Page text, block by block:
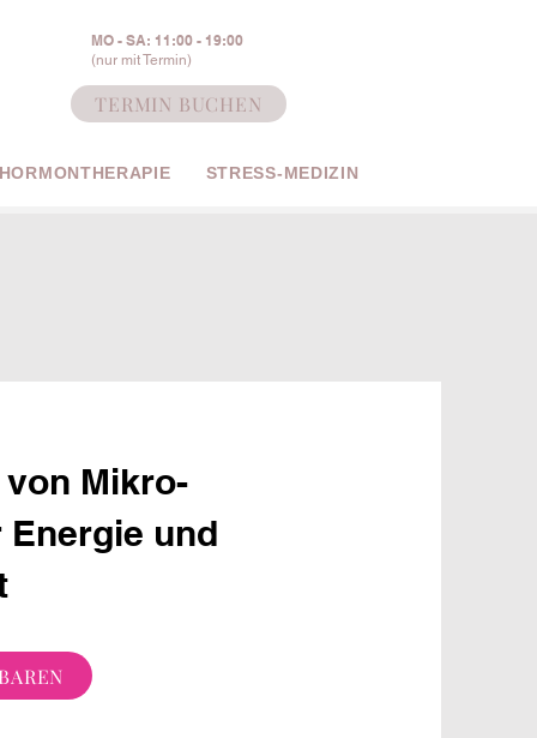
STRESS-MEDIZIN
MO - SA: 11:00 - 19:00
(nur mit Termin)
TERMIN BUCHEN
Mikro-
und